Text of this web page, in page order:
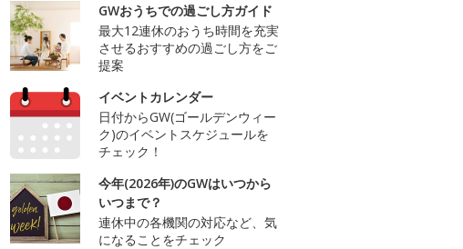
GWおうちでの過ごし方ガイド
最大12連休のおうち時間を充実
させるおすすめの過ごし方をご
提案
イベントカレンダー
日付からGW(ゴールデンウィー
ク)のイベントスケジュールを
チェック！
今年(2026年)のGWはいつから
いつまで？
連休中の各機関の対応など、気
になることをチェック